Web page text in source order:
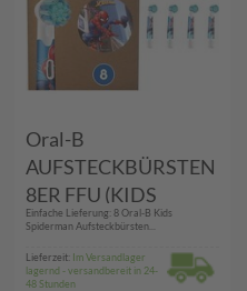
Oral-B
AUFSTECKBÜRSTEN
8ER FFU (KIDS
SPIDERMAN)
Einfache Lieferung: 8 Oral-B Kids
Spiderman Aufsteckbürsten...
Lieferzeit: Im Versandlager
lagernd - versandbereit in 24-
48 Stunden